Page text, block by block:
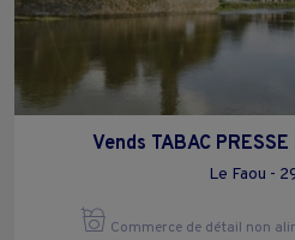
Vends TABAC
Le Faou -
Commerce de détail non